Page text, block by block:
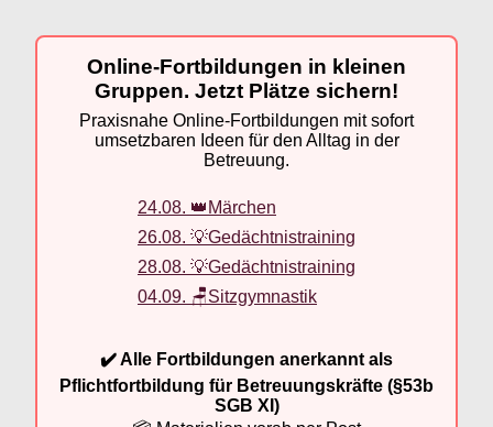
Online-Fortbildungen in kleinen
Gruppen. Jetzt Plätze sichern!
Praxisnahe Online-Fortbildungen mit sofort
umsetzbaren Ideen für den Alltag in der
Betreuung.
24.08. 👑Märchen
26.08. 💡Gedächtnistraining
28.08. 💡Gedächtnistraining
04.09. 🪑Sitzgymnastik
✔️ Alle Fortbildungen anerkannt als
Pflichtfortbildung für Betreuungskräfte (§53b
SGB XI)